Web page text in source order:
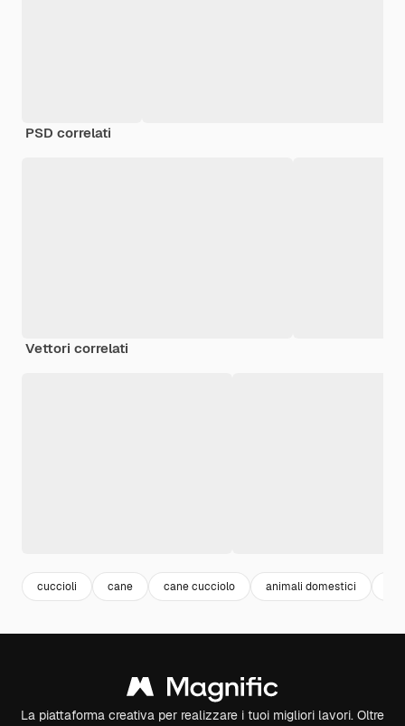
PSD correlati
Vettori correlati
cuccioli cane cane cucciolo animali domestici
La piattaforma creativa per realizzare i tuoi migliori lavori. Oltre